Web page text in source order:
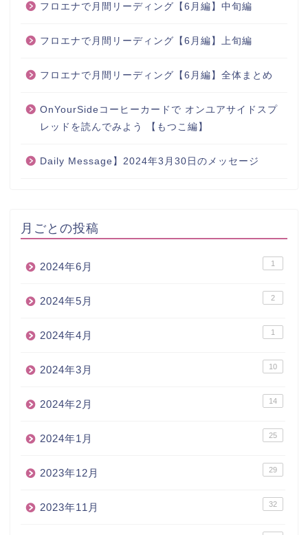
フロエナで月間リーディング【6月編】中旬編
フロエナで月間リーディング【6月編】上旬編
フロエナで月間リーディング【6月編】全体まとめ
OnYourSideコーヒーカードで オンユアサイドスプ
レッドを読んでみよう 【もつこ編】
Daily Message】2024年3月30日のメッセージ
月ごとの投稿
2024年6月 1
2024年5月 2
2024年4月 1
2024年3月 10
2024年2月 14
2024年1月 25
2023年12月 29
2023年11月 32